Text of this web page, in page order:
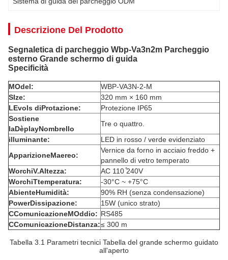
Descrizione Del Prodotto
Segnaletica di parcheggio Wbp-Va3n2m Parcheggio
esterno Grande schermo di guida
Specificità
MOdel:
WBP-VA3N-2-M
SIze:
320 mm × 160 mm
LEvols diProtazione:
Protezione IP65
Sostiene
laDèplayNombrello
Tre o quattro.
illuminante:
LED in rosso / verde evidenziato
ApparizioneMaereo:
Vernice da forno in acciaio freddo +
pannello di vetro temperato
WorchiV.Altezza:
AC 110 ̊240V
WorchiTtemperatura:
-30°C ~ +75°C
AbienteHumidità:
90% RH (senza condensazione)
PowerDissipazione:
15W (unico strato)
CComunicazioneMOddio: RS485
CComunicazioneDistanza:≤ 300 m
Tabella 3.1 Parametri tecnici Tabella del grande schermo guidato
all'aperto